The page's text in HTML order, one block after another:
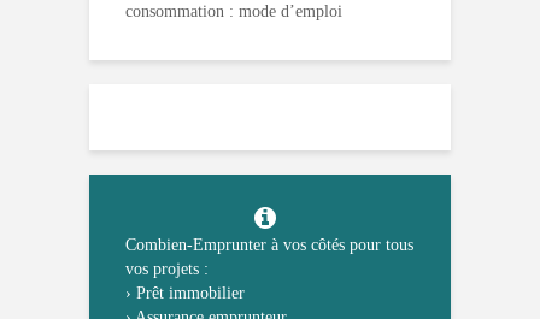
consommation : mode d’emploi
Combien-Emprunter à vos côtés pour tous
vos projets :
› Prêt immobilier